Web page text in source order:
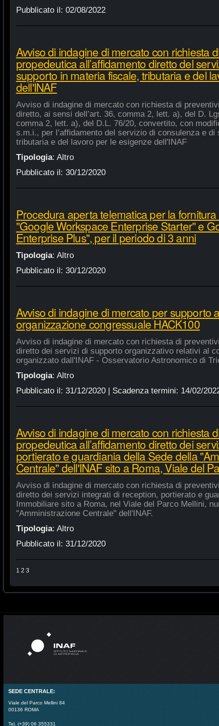
Pubblicato il: 02/08/2022
Avviso di indagine di mercato con richiesta
propedeutica all’affidamento diretto del
supporto in materia fiscale, tributaria e del
dell'INAF
Avviso di indagine di mercato con richiesta di
diretto, ai sensi dell’art. 36, comma 2, lett. a), del D.
comma 2, lett. a), del D.L. 76/20, convertito, con
s.m.i., per l’affidamento del servizio di consulenza e
tributaria e del lavoro per le esigenze dell'INAF
Tipologia: Altro
Pubblicato il: 30/12/2020
Procedura aperta telematica per la
"Google Workspace Enterprise Starter" e
Enterprise Plus", per il periodo di 3 anni
Tipologia: Altro
Pubblicato il: 30/12/2020
Avviso di indagine di mercato per supporto
organizzazione congressuale HACK100
Avviso di indagine di mercato con richiesta di
diretto dei servizi di supporto organizzativo relativi al
organizzato dall'INAF - Osservatorio Astronomico di
Tipologia: Altro
Pubblicato il: 31/12/2020| Scadenza termini: 14/02/
Avviso di indagine di mercato con richiesta
propedeutica all’affidamento diretto dei
portierato e guardiania della Sede della
Centrale" dell'INAF sito a Roma, Viale del
Avviso di indagine di mercato con richiesta di
diretto dei servizi integrati di reception, portierato e
Immobiliare sito a Roma, nel Viale del Parco Mellini,
"Amministrazione Centrale" dell'INAF.
Tipologia: Altro
Pubblicato il: 31/12/2020
1 2 3
SEDE CENTRALE:
Viale del Parco Mellini 84
00136 ROMA
Tel. (+39) 06 355331